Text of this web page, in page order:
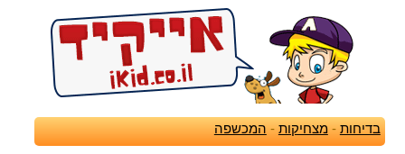
בדיחות -מצחיקות - המכשפה